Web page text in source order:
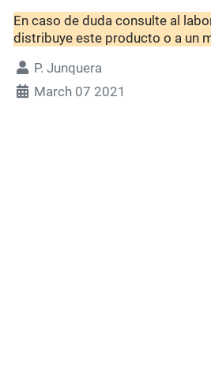
En caso de duda consulte al
distribuye este producto o a un
P. Junquera
March 07 2021